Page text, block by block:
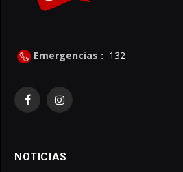
Emergencias : 132
FacebookInstagram
NOTICIAS